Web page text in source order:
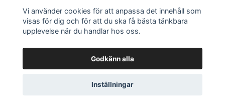
Sociala medier
© 2026 Dressyrbutiken
Vi använder cookies för att anpassa det innehåll som
visas för dig och för att du ska få bästa tänkbara
upplevelse när du handlar hos oss.
Godkänn alla
Inställningar